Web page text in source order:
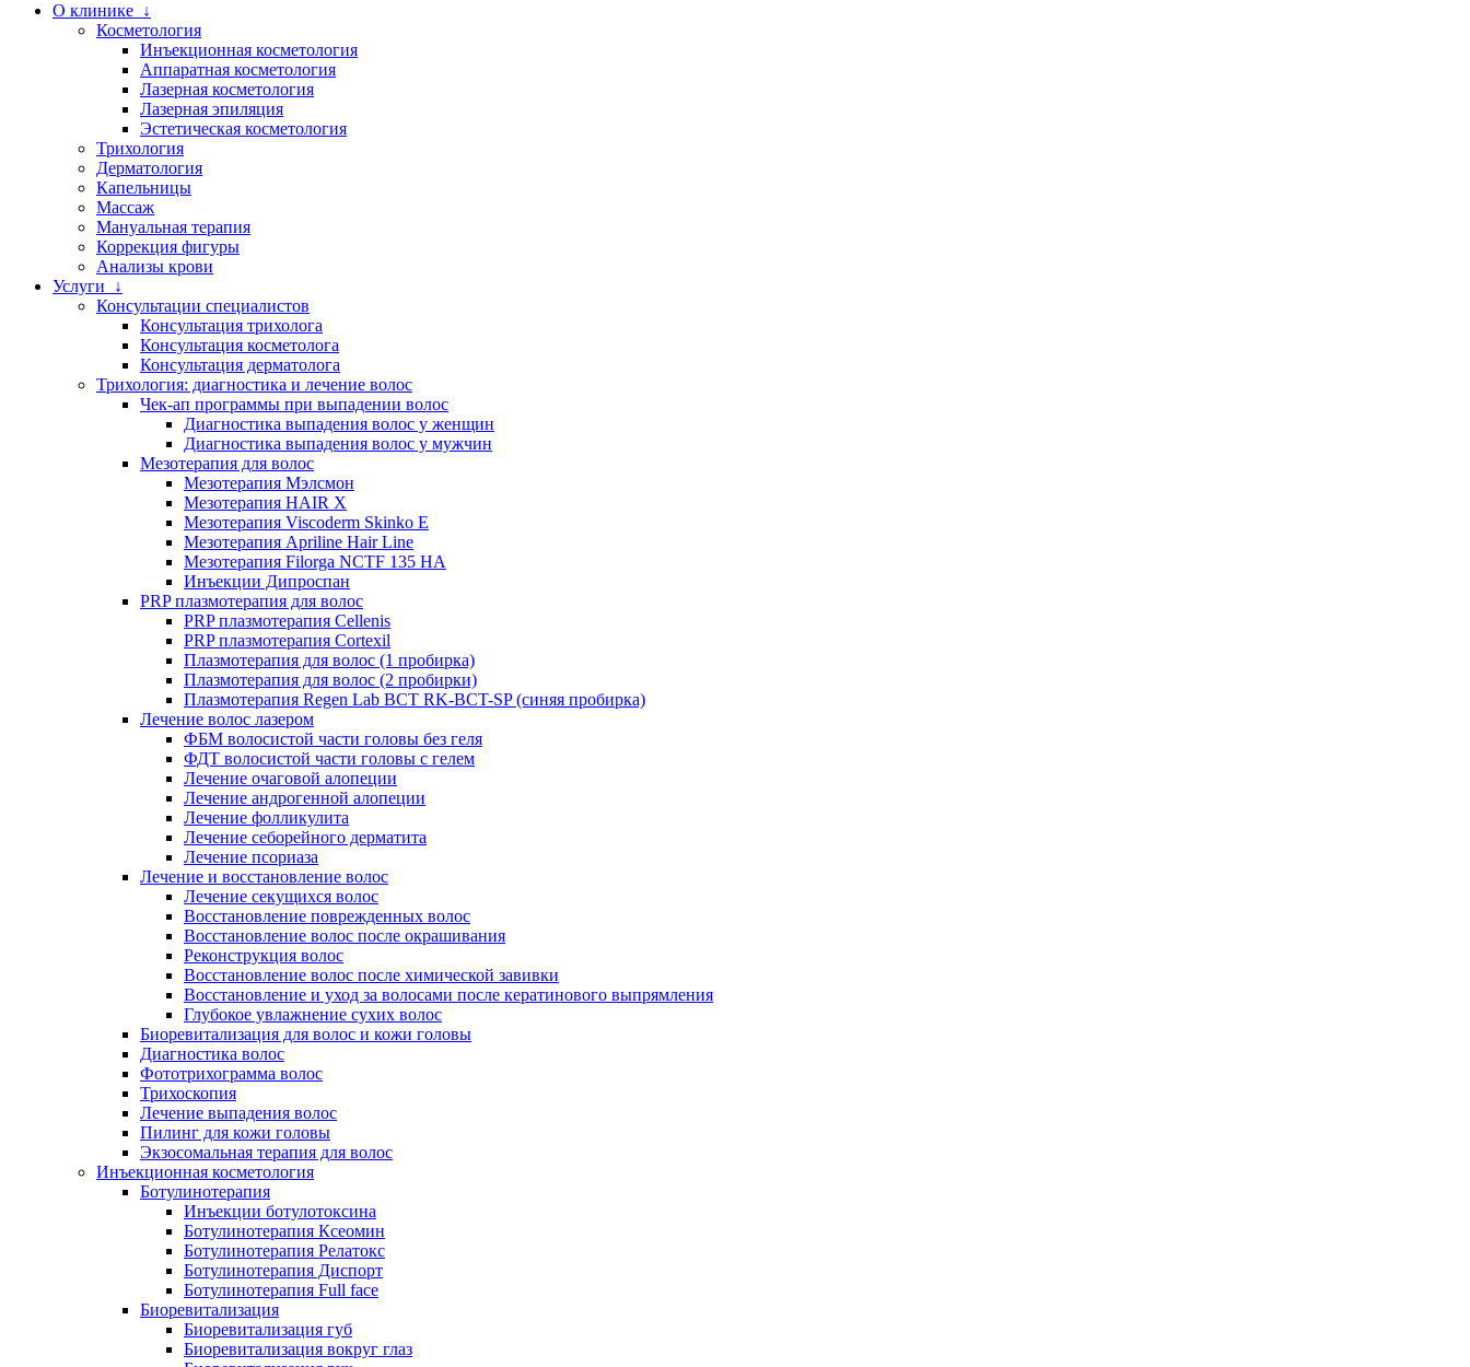
О клинике ↓
Косметология
Инъекционная косметология
Аппаратная косметология
Лазерная косметология
Лазерная эпиляция
Эстетическая косметология
Трихология
Дерматология
Капельницы
Массаж
Мануальная терапия
Коррекция фигуры
Анализы крови
Услуги ↓
Консультации специалистов
Консультация трихолога
Консультация косметолога
Консультация дерматолога
Трихология: диагностика и лечение волос
Чек-ап программы при выпадении волос
Диагностика выпадения волос у женщин
Диагностика выпадения волос у мужчин
Мезотерапия для волос
Мезотерапия Мэлсмон
Мезотерапия HAIR X
Мезотерапия Viscoderm Skinko E
Мезотерапия Apriline Hair Line
Мезотерапия Filorga NCTF 135 HA
Инъекции Дипроспан
PRP плазмотерапия для волос
PRP плазмотерапия Cellenis
PRP плазмотерапия Cortexil
Плазмотерапия для волос (1 пробирка)
Плазмотерапия для волос (2 пробирки)
Плазмотерапия Regen Lab BCT RK-BCT-SP (синяя пробирка)
Лечение волос лазером
ФБМ волосистой части головы без геля
ФДТ волосистой части головы с гелем
Лечение очаговой алопеции
Лечение андрогенной алопеции
Лечение фолликулита
Лечение себорейного дерматита
Лечение псориаза
Лечение и восстановление волос
Лечение секущихся волос
Восстановление поврежденных волос
Восстановление волос после окрашивания
Реконструкция волос
Восстановление волос после химической завивки
Восстановление и уход за волосами после кератинового выпрямления
Глубокое увлажнение сухих волос
Биоревитализация для волос и кожи головы
Диагностика волос
Фототрихограмма волос
Трихоскопия
Лечение выпадения волос
Пилинг для кожи головы
Экзосомальная терапия для волос
Инъекционная косметология
Ботулинотерапия
Инъекции ботулотоксина
Ботулинотерапия Ксеомин
Ботулинотерапия Релатокс
Ботулинотерапия Диспорт
Ботулинотерапия Full face
Биоревитализация
Биоревитализация губ
Биоревитализация вокруг глаз